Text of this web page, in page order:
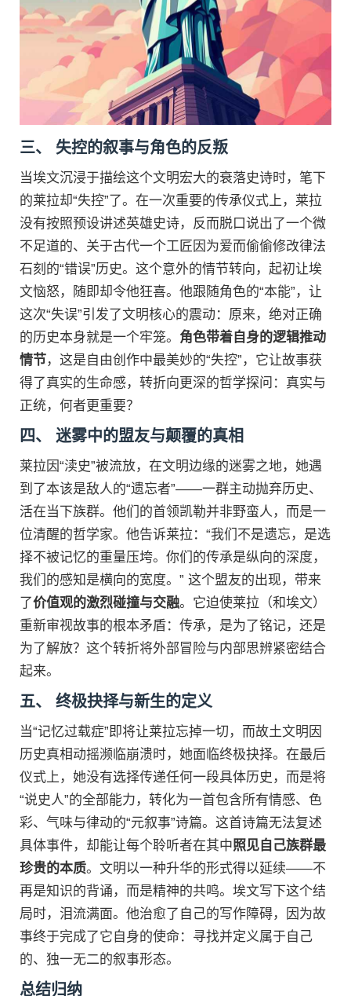
三、 失控的叙事与角色的反叛
当埃文沉浸于描绘这个文明宏大的衰落史诗时，笔下
的莱拉却“失控”了。在一次重要的传承仪式上，莱拉
没有按照预设讲述英雄史诗，反而脱口说出了一个微
不足道的、关于古代一个工匠因为爱而偷偷修改律法
石刻的“错误”历史。这个意外的情节转向，起初让埃
文恼怒，随即却令他狂喜。他跟随角色的“本能”，让
这次“失误”引发了文明核心的震动：原来，绝对正确
的历史本身就是一个牢笼。 角色带着自身的逻辑推动
情节，这是自由创作中最美妙的“失控”，它让故事获
得了真实的生命感，转折向更深的哲学探问：真实与
正统，何者更重要？
四、 迷雾中的盟友与颠覆的真相
莱拉因“渎史”被流放，在文明边缘的迷雾之地，她遇
到了本该是敌人的“遗忘者”——一群主动抛弃历史、
活在当下族群。他们的首领凯勒并非野蛮人，而是一
位清醒的哲学家。他告诉莱拉：“我们不是遗忘，是选
择不被记忆的重量压垮。你们的传承是纵向的深度，
我们的感知是横向的宽度。” 这个盟友的出现，带来
了价值观的激烈碰撞与交融。它迫使莱拉（和埃文）
重新审视故事的根本矛盾：传承，是为了铭记，还是
为了解放？这个转折将外部冒险与内部思辨紧密结合
起来。
五、 终极抉择与新生的定义
当“记忆过载症”即将让莱拉忘掉一切，而故土文明因
历史真相动摇濒临崩溃时，她面临终极抉择。在最后
仪式上，她没有选择传递任何一段具体历史，而是将
“说史人”的全部能力，转化为一首包含所有情感、色
彩、气味与律动的“元叙事”诗篇。这首诗篇无法复述
具体事件，却能让每个聆听者在其中照见自己族群最
珍贵的本质。文明以一种升华的形式得以延续——不
再是知识的背诵，而是精神的共鸣。埃文写下这个结
局时，泪流满面。他治愈了自己的写作障碍，因为故
事终于完成了它自身的使命：寻找并定义属于自己
的、独一无二的叙事形态。
总结归纳